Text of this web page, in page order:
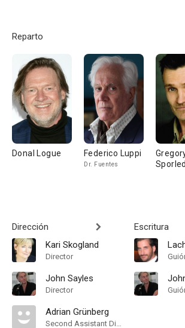
Reparto
Donal Logue Federico Luppi
Dr. Fuentes
Dirección
Kari Skogland
Director
John Sayles
Director
Adrian Grünberg
Second Assistant Director
Escritura